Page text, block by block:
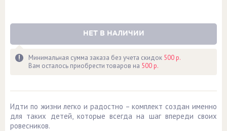
НЕТ В НАЛИЧИИ
Минимальная сумма заказа без учета скидок 500 р.
Вам осталось приобрести товаров на 500 р.
Идти по жизни легко и радостно – комплект создан именно
для таких детей, которые всегда на шаг впереди своих
ровесников.